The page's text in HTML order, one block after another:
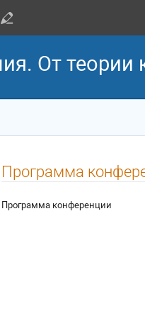
От теории
Программа
Программа конференции